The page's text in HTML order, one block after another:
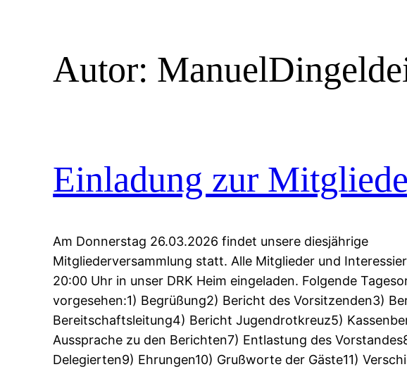
Autor:
Einladung zur
Am Donnerstag 26.03.2026 findet unsere diesjährige
Mitgliederversammlung statt. Alle Mitglieder und
20:00 Uhr in unser DRK Heim eingeladen. Folgende
vorgesehen:1) Begrüßung2) Bericht des Vorsitzenden3)
Bereitschaftsleitung4) Bericht Jugendrotkreuz5)
Aussprache zu den Berichten7) Entlastung des
Delegierten9) Ehrungen10) Grußworte der Gäste11)